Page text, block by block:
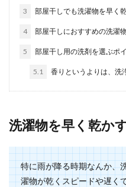
プラ
と思って
てしまう
マルベ
育てる
マルベ
中には
とができ
3 部屋干しでも洗濯物を早く
4 部屋干しにおすすめの洗濯
5 部屋干し用の洗剤を選ぶポ
5.1 香りというよりは、洗
洗濯物を早く乾か
特に雨が降る時期なんか、
濯物が乾くスピードや遅く